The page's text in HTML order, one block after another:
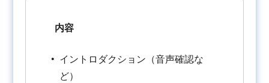
内容
イントロダクション（音声確認な
ど）